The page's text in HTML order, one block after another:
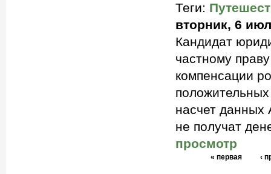
Теги:
вторник, 6
Кандидат
частному
компенсации
насчет данных
не получат
просмотр
« первая ‹